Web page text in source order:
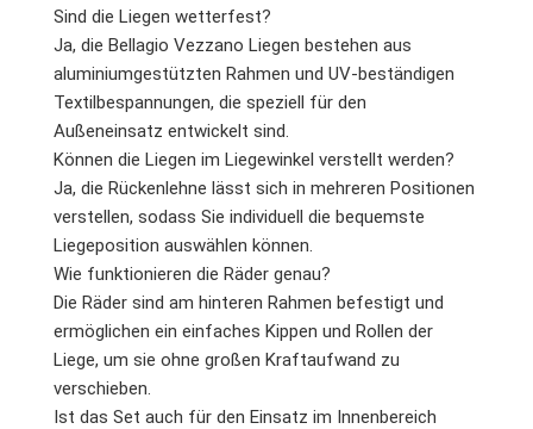
Sind die Liegen wetterfest?
Ja, die Bellagio Vezzano Liegen bestehen aus
aluminiumgestützten Rahmen und UV-beständigen
Textilbespannungen, die speziell für den
Außeneinsatz entwickelt sind.
Können die Liegen im Liegewinkel verstellt werden?
Ja, die Rückenlehne lässt sich in mehreren Positionen
verstellen, sodass Sie individuell die bequemste
Liegeposition auswählen können.
Wie funktionieren die Räder genau?
Die Räder sind am hinteren Rahmen befestigt und
ermöglichen ein einfaches Kippen und Rollen der
Liege, um sie ohne großen Kraftaufwand zu
verschieben.
Ist das Set auch für den Einsatz im Innenbereich